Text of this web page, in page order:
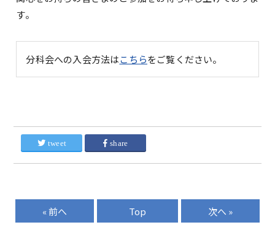
す。
分科会への入会方法はこちらをご覧ください。
tweet share
« 前へ Top 次へ »